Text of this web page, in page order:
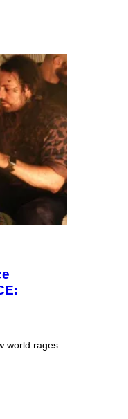
world rages